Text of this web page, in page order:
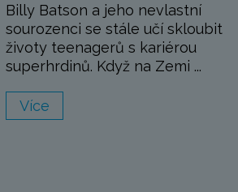
Billy Batson a jeho nevlastní
sourozenci se stále učí skloubit
životy teenagerů s kariérou
superhrdinů. Když na Zemi ...
Více